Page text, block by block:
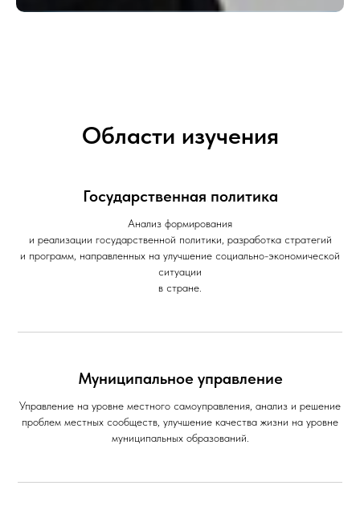
Области изучения
Государственная политика
Анализ формирования
и реализации государственной политики, разработка стратегий
и программ, направленных на улучшение социально-экономической
ситуации
в стране.
Муниципальное управление
Управление на уровне местного самоуправления, анализ и решение
проблем местных сообществ, улучшение качества жизни на уровне
муниципальных образований.